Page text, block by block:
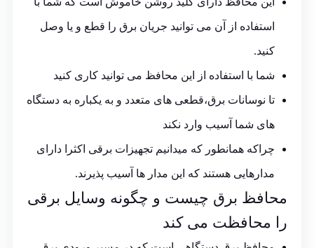
استفاده از آن می توانید جریان برق را قطع و یا وصل
کنید.
شما با استفاده از این محافظ می توانید کاری کنید
تا نوسانات برق،قطعی های متعدد و به یکباره به دستگاه
های شما آسیب وارد نکند
چراکه همانطور که میدانیم تجهیزات برقی اکثرا دارای
مدارهایی هستند که این مدار ها آسیب پذیرند.
محافظ برق چیست و چگونه وسایل برقی
را محافظت می کند